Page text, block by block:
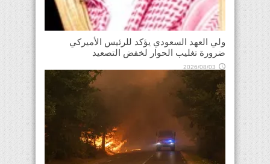
ولي العهد السعودي يؤكد للرئيس الأميركي
ضرورة تغليب الحوار لخفض التصعيد
2026/08/03